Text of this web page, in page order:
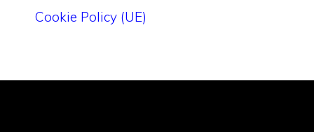
Cookie Policy (UE)